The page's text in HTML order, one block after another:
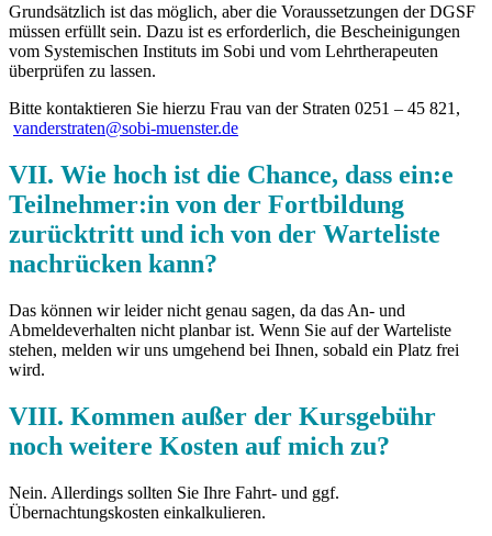
Grundsätzlich ist das möglich, aber die Voraussetzungen der DGSF
müssen erfüllt sein. Dazu ist es erforderlich, die Bescheinigungen
vom Systemischen Instituts im Sobi und vom Lehrtherapeuten
überprüfen zu lassen.
Bitte kontaktieren Sie hierzu Frau van der Straten 0251 – 45 821,
vanderstraten@sobi-muenster.de
VII. Wie hoch ist die Chance, dass ein:e
Teilnehmer:in von der Fortbildung
zurücktritt und ich von der Warteliste
nachrücken kann?
Das können wir leider nicht genau sagen, da das An- und
Abmeldeverhalten nicht planbar ist. Wenn Sie auf der Warteliste
stehen, melden wir uns umgehend bei Ihnen, sobald ein Platz frei
wird.
VIII. Kommen außer der Kursgebühr
noch weitere Kosten auf mich zu?
Nein. Allerdings sollten Sie Ihre Fahrt- und ggf.
Übernachtungskosten einkalkulieren.